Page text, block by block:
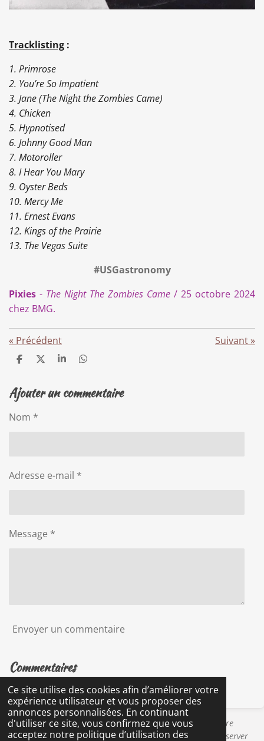
Ce site utilise des cookies afin d’améliorer votre
expérience utilisateur et vous proposer des
annonces personnalisées. En continuant
d'utiliser ce site, vous confirmez que vous
acceptez notre politique d’utilisation des
Tracklisting :
1. Primrose
2. You’re So Impatient
3. Jane (The Night the Zombies Came)
4. Chicken
5. Hypnotised
6. Johnny Good Man
7. Motoroller
8. I Hear You Mary
9. Oyster Beds
10. Mercy Me
11. Ernest Evans
12. Kings of the Prairie
13. The Vegas Suite
#USGastronomy
Pixies - The Night The Zombies Came / 25 octobre 2024
chez BMG.
« Précédent Suivant»
P
t
a
e
P
t
a
P
t
a
P
t
a
Ajouter un commentaire
Nom *
Adresse e-mail *
Message *
Envoyer un commentaire
Commentaires
Il n'y a pas encore de commentaire.
Certains liens présents sur Les Rêveries de Betty peuvent être
affiliés. Merci pour votre soutien qui permet au site de conserver